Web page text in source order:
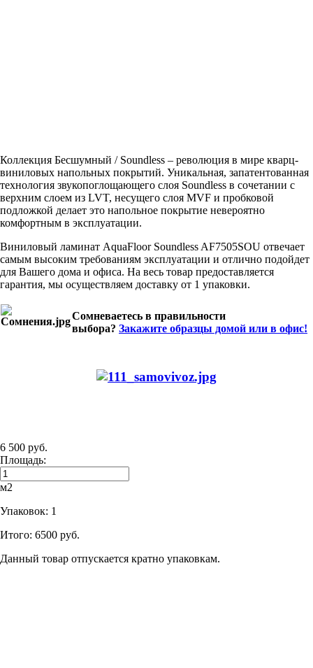
Коллекция Бесшумный / Soundless – революция в мире кварц-
виниловых напольных покрытий. Уникальная, запатентованная
технология звукопоглощающего слоя Soundless в сочетании с
верхним слоем из LVT, несущего слоя MVF и пробковой
подложкой делает это напольное покрытие невероятно
комфортным в эксплуатации.
Виниловый ламинат AquaFloor Soundless AF7505SOU отвечает
самым высоким требованиям эксплуатации и отлично подойдет
для Вашего дома и офиса. На весь товар предоставляется
гарантия, мы осуществляем доставку от 1 упаковки.
Сомневаетесь в правильности
выбора? Закажите образцы домой или в офис!
6 500 руб.
Площадь:
м2
Упаковок: 1
Итого: 6500 руб.
Данный товар отпускается кратно упаковкам.